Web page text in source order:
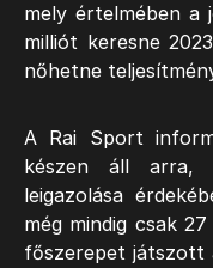
mely értelmében a
milliót keresne
nőhetne
A Rai Sport
készen áll arra,
leigazolása
még mindig csak
főszerepet játszott